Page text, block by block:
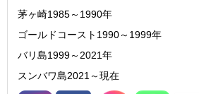
茅ヶ崎1985～1990年
ゴールドコースト1990～1999年
バリ島1999～2021年
スンバワ島2021～現在